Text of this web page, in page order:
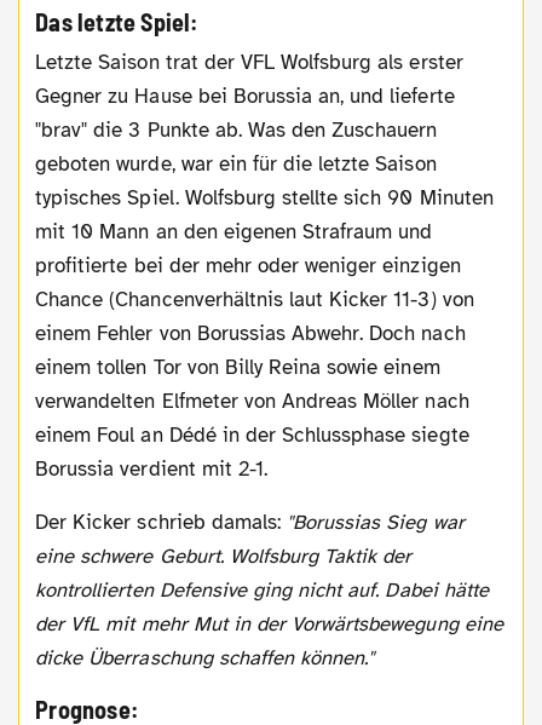
Das letzte Spiel:
Letzte Saison trat der VFL Wolfsburg als erster
Gegner zu Hause bei Borussia an, und lieferte
"brav" die 3 Punkte ab. Was den Zuschauern
geboten wurde, war ein für die letzte Saison
typisches Spiel. Wolfsburg stellte sich 90 Minuten
mit 10 Mann an den eigenen Strafraum und
profitierte bei der mehr oder weniger einzigen
Chance (Chancenverhältnis laut Kicker 11-3) von
einem Fehler von Borussias Abwehr. Doch nach
einem tollen Tor von Billy Reina sowie einem
verwandelten Elfmeter von Andreas Möller nach
einem Foul an Dédé in der Schlussphase siegte
Borussia verdient mit 2-1.
Der Kicker schrieb damals: "Borussias Sieg war
eine schwere Geburt. Wolfsburg Taktik der
kontrollierten Defensive ging nicht auf. Dabei hätte
der VfL mit mehr Mut in der Vorwärtsbewegung eine
dicke Überraschung schaffen können."
Prognose: